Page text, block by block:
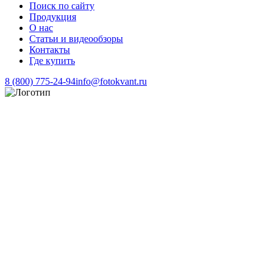
Поиск по сайту
Продукция
О нас
Статьи и видеообзоры
Контакты
Где купить
8 (800) 775-24-94info@fotokvant.ru